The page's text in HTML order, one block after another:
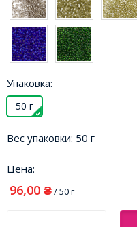
Упаковка:
50 г
Вес упаковки: 50 г
Цена:
96,00 ₴/ 50 г